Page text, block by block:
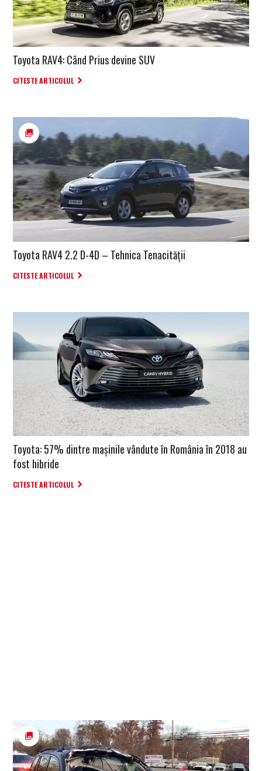
Toyota RAV4: Când Prius devine SUV
CITESTE ARTICOLUL
Toyota RAV4 2.2 D-4D – Tehnica Tenacității
CITESTE ARTICOLUL
Toyota: 57% dintre mașinile vândute în România în 2018 au
fost hibride
CITESTE ARTICOLUL